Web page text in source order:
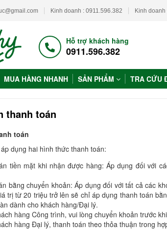
Kinh doanh : 0911.596.382 Kinh
Hỗ trợ khách hàng
0911.596.382
MUA HÀNG NHANH SẢN PHẨM TRA CỨU
thanh toán
toán
dụng hai hình thức thanh toán:
tiền mặt khi nhận được hàng: Áp dụng đối với
bằng chuyển khoản: Áp dụng đối với tất cả các
trị từ 20 triệu trở lên sẽ chỉ áp dụng thanh toán
dành cho khách hàng/Đại lý.
hàng Công trình, vui lòng chuyển khoản trước
hàng Đại lý, thanh toán theo thỏa thuận trong